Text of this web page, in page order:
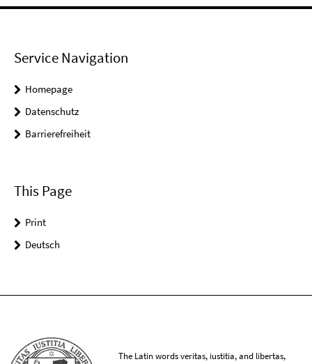
Service Navigation
Homepage
Datenschutz
Barrierefreiheit
This Page
Print
Deutsch
The Latin words veritas, iustitia, and libertas,